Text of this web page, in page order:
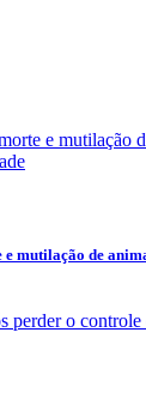
mutilação de